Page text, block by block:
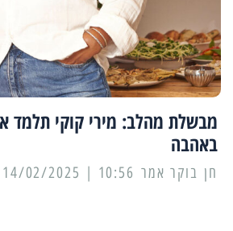
מבשלת מהלב: מירי קוקי תלמד
באהבה
10:56 | 14/02/2025